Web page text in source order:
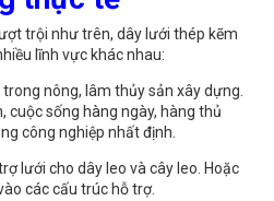
trội như trên, dây lưới thép kẽm
lĩnh vực khác nhau:
nông, lâm thủy sản xây dựng.
cuộc sống hàng ngày, hàng thủ
công nghiệp nhất định.
lưới cho dây leo và cây leo. Hoặc
các cấu trúc hỗ trợ.